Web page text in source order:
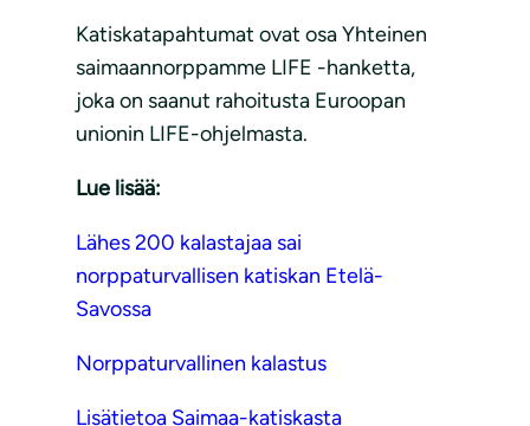
Katiskatapahtumat ovat osa Yhteinen
saimaannorppamme LIFE -hanketta,
joka on saanut rahoitusta Euroopan
unionin LIFE-ohjelmasta.
Lue lisää:
Lähes 200 kalastajaa sai
norppaturvallisen katiskan Etelä-
Savossa
Norppaturvallinen kalastus
Lisätietoa Saimaa-katiskasta